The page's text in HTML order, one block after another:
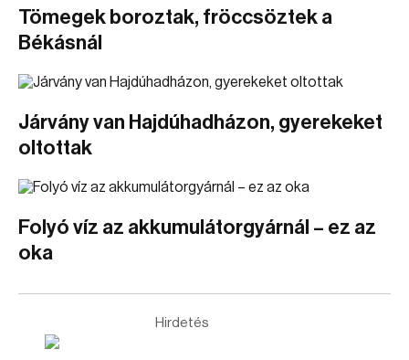
Tömegek boroztak, fröccsöztek a
Békásnál
Járvány van Hajdúhadházon, gyerekeket
oltottak
Folyó víz az akkumulátorgyárnál – ez az
oka
Hirdetés